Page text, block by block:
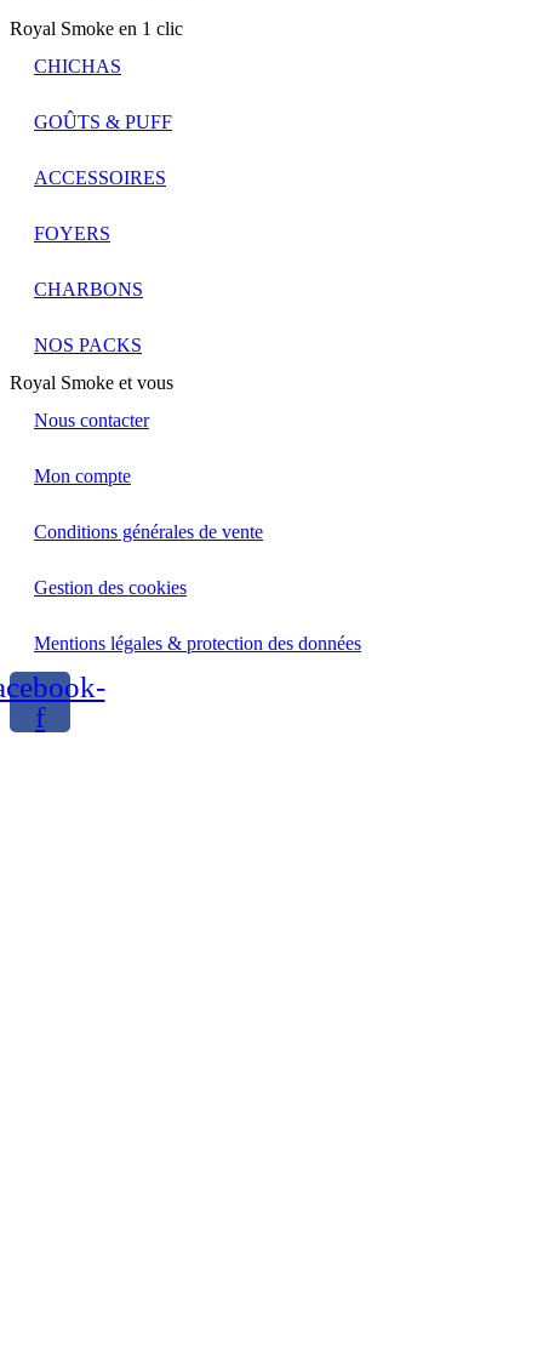
Royal Smoke en 1 clic
CHICHAS
GOÛTS & PUFF
ACCESSOIRES
FOYERS
CHARBONS
NOS PACKS
Royal Smoke et vous
Nous contacter
Mon compte
Conditions générales de vente
Gestion des cookies
Mentions légales & protection des données
f